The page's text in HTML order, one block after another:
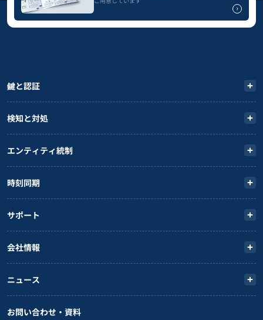
鍵と認証
検知と対処
エンティティ統制
時刻同期
サポート
会社情報
ニュース
お問い合わせ・資料